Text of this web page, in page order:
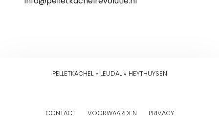
PELLETKACHEL» LEUDAL» HEYTHUYSEN
CONTACT VOORWAARDEN PRIVACY